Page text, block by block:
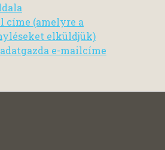
címe (amelyre a
elküldjük)
e-mailcíme